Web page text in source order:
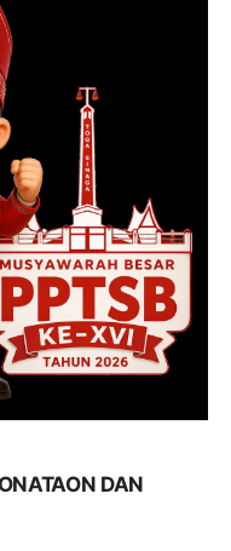
DAN